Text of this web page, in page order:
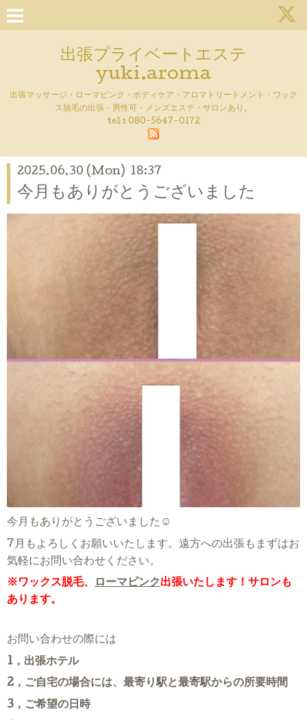
出張プライベートエステ
yuki.aroma
出張マッサージ・ローマピンク・ボディケア・アロマトリートメント・ワック
ス脱毛の出張・男性可・メンズエステ・サロンあり。
tel : 080-5647-0172
2025.06.30 (Mon) 18:37
今月もありがとうございました
今月もありがとうございました☺
7月もよろしくお願いいたします。遠方への出張もまずはお
気軽にお問い合わせください。
※ワックス脱毛、
ローマピンク出張いたします！サロンも
あります。
お問い合わせの際には
1，出張ホテル
2，ご自宅の場合には、最寄り駅と最寄駅からの所要時間
3，ご希望の日時